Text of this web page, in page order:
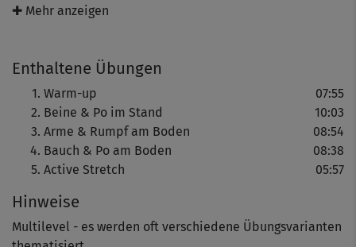
einfache, aber wirkungsvolle Übungen, die deinen Körper
Los geht’s mit einem dynamischen Warm-up mit
Übungen wie Marching, Side-to-side-Bewegungen sowie
Front- und Side-Taps. Das kurbelt deinen Kreislauf an und
wärmt die Muskulatur auf. Am besten machst du alle
Moves wie Barbara - immer mit einem Lächeln im
verschiedene Varianten hin, so dass du das Warm-up -
wie auch die anderen Übungsblöcke - leicht an dein
eigenes Fitness-Level anpassen kannst.
✚ Mehr anzeigen
Enthaltene Übungen
Warm-up
07:55
Beine & Po im Stand
10:03
Arme & Rumpf am Boden
08:54
Bauch & Po am Boden
08:38
Active Stretch
05:57
Hinweise
Multilevel - es werden oft verschiedene Übungsvarianten